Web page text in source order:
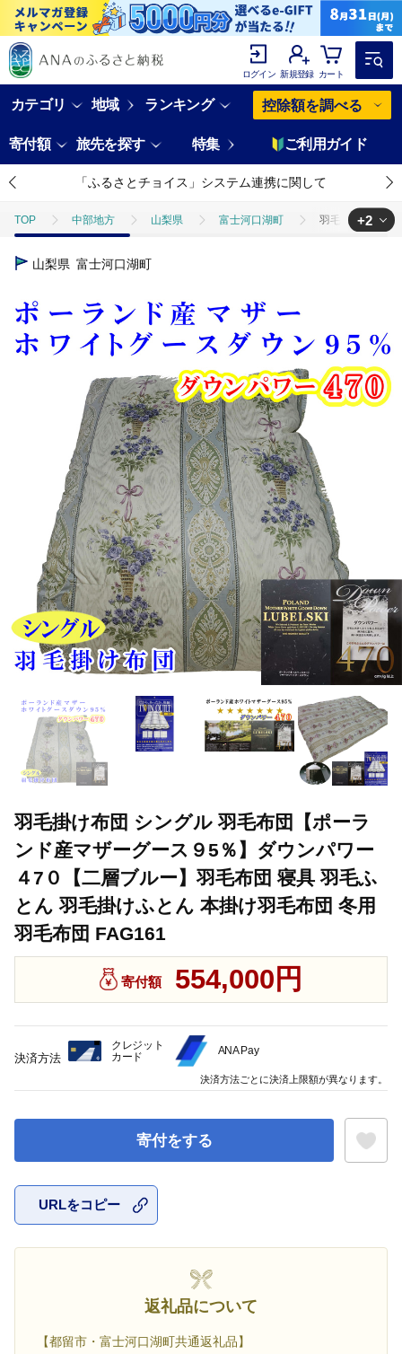
ログイン 新規登録 カート
カテゴリ 地域 ランキング 控除額を調べる
寄付額 旅先を探す 特集 ご利用ガイド
「ふるさとチョイス」システム連携に関して
TOP 中部地方 山梨県 富士河口湖町 羽毛掛け布団 シ
TOP
+2
山梨県 富士河口湖町
羽毛掛け布団 シングル 羽毛布団【ポーラ
ンド産マザーグース９5％】ダウンパワー
４7０【二層ブルー】羽毛布団 寝具 羽毛ふ
とん 羽毛掛けふとん 本掛け羽毛布団 冬用
羽毛布団 FAG161
寄付額 554,000円
寄付をする
URLをコピー
返礼品について
【都留市・富士河口湖町共通返礼品】
決済方法
クレジット
カード
ANA Pay
決済方法ごとに決済上限額が異なります。